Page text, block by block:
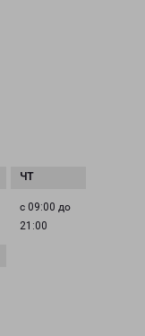
с 09:00 до
21:00